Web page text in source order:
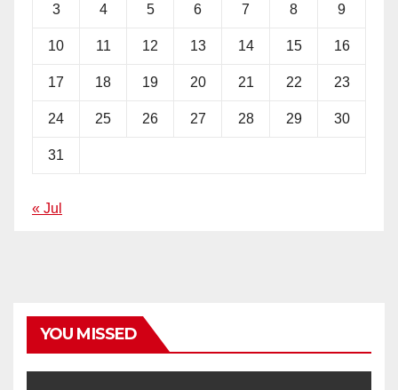
3 4 5 6 7 8 9
10 11 12 13 14 15 16
17 18 19 20 21 22 23
24 25 26 27 28 29 30
31
« Jul
YOU MISSED